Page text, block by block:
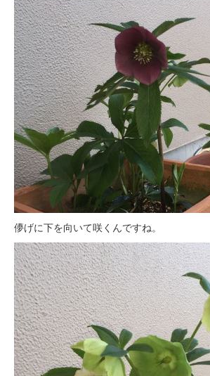
儚げに下を向いて咲くんですね。